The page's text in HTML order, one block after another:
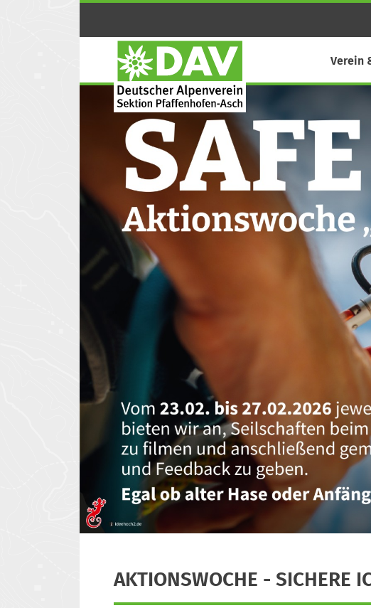
Verein
AKTIONSWOCHE - SICHERE